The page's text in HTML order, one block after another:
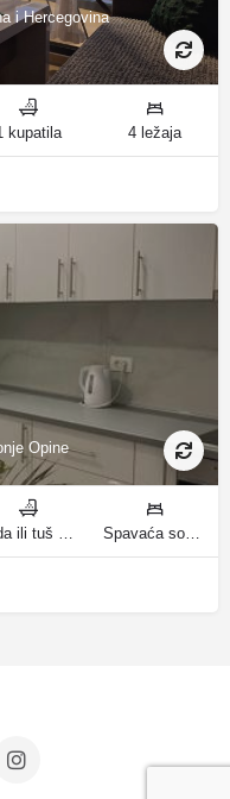
i Hercegovina
kupatila 4 ležaja
Opine
Kada ili tuš kupatila Spavaća soba 1: 1 francuski bračni krevet | Spavaća soba 2: 2 kreveta za jednu osobu ležaja